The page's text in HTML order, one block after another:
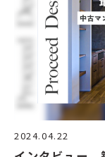
2024.04.22